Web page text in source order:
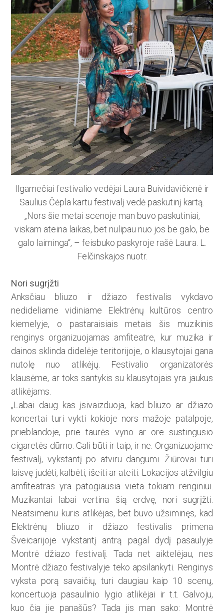
Ilgamečiai festivalio vedėjai Laura Buividavičienė ir
Saulius Čėpla kartu festivalį vedė paskutinį kartą.
„Nors šie metai scenoje man buvo paskutiniai,
viskam ateina laikas, bet nulipau nuo jos be galo, be
galo laiminga“, – feisbuko paskyroje rašė Laura. L.
Felčinskajos nuotr.
Nori sugrįžti
Anksčiau bliuzo ir džiazo festivalis vykdavo
nedideliame vidiniame Elektrėnų kultūros centro
kiemelyje, o pastaraisiais metais šis muzikinis
renginys organizuojamas amfiteatre, kur muzika ir
dainos sklinda didelėje teritorijoje, o klausytojai gana
nutolę nuo atlikėjų. Festivalio organizatorės
klausėme, ar toks santykis su klausytojais yra jaukus
atlikėjams.
„Labai daug kas įsivaizduoja, kad bliuzo ar džiazo
koncertai turi vykti kokioje nors mažoje patalpoje,
prieblandoje, prie taurės vyno ar ore sustingusio
cigaretės dūmo. Gali būti ir taip, ir ne. Organizuojame
festivalį, vykstantį po atviru dangumi. Žiūrovai turi
laisvę judėti, kalbėti, išeiti ar atei­ti. Lokacijos atžvilgiu
amfiteatras yra patogiausia vieta tokiam renginiui.
Muzikantai labai vertina šią erdvę, nori sugrįžti.
Neatsimenu kuris atlikėjas, bet buvo užsiminęs, kad
Elektrėnų bliuzo ir džiazo festivalis primena
Šveicarijoje vykstantį antrą pagal dydį pasaulyje
Montrė džiazo festivalį. Tada net aiktelėjau, nes
Montrė džiazo festivalyje teko apsilankyti. Renginys
vyksta porą savaičių, turi daugiau kaip 10 scenų,
koncertuoja pasaulinio lygio atlikėjai ir t.t. Galvoju,
kuo čia jie panašūs? Tada jis man sako: Montrė